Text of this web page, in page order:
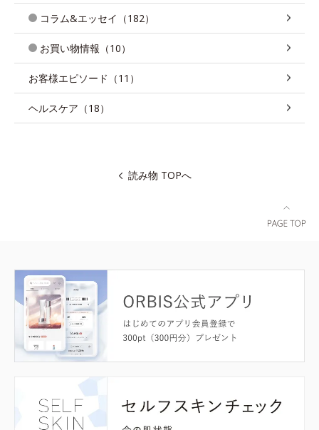
コラム&エッセイ（182）
お買い物情報（10）
お客様エピソード（11）
ヘルスケア（18）
読み物 TOPへ